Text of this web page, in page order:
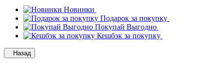
Новинки
Подарок за покупку
Покупай Выгодно
Кешбэк за покупку
Назад